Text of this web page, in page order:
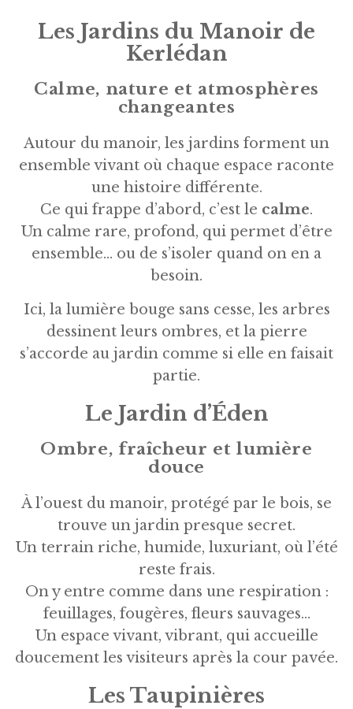
Les Jardins du Manoir de
Kerlédan
Calme, nature et atmosphères
changeantes
Autour du manoir, les jardins forment un
ensemble vivant où chaque espace raconte
une histoire différente.
Ce qui frappe d’abord, c’est le calme.
Un calme rare, profond, qui permet d’être
ensemble… ou de s’isoler quand on en a
besoin.
Ici, la lumière bouge sans cesse, les arbres
dessinent leurs ombres, et la pierre
s’accorde au jardin comme si elle en faisait
partie.
Le Jardin d’Éden
Ombre, fraîcheur et lumière
douce
À l’ouest du manoir, protégé par le bois, se
trouve un jardin presque secret.
Un terrain riche, humide, luxuriant, où l’été
reste frais.
On y entre comme dans une respiration :
feuillages, fougères, fleurs sauvages…
Un espace vivant, vibrant, qui accueille
doucement les visiteurs après la cour pavée.
Les Taupinières